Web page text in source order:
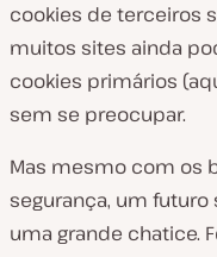
cookies de terceiros
muitos sites ainda
cookies primários
sem se preocupar.
Mas mesmo com os
segurança, um
uma grande chatice.